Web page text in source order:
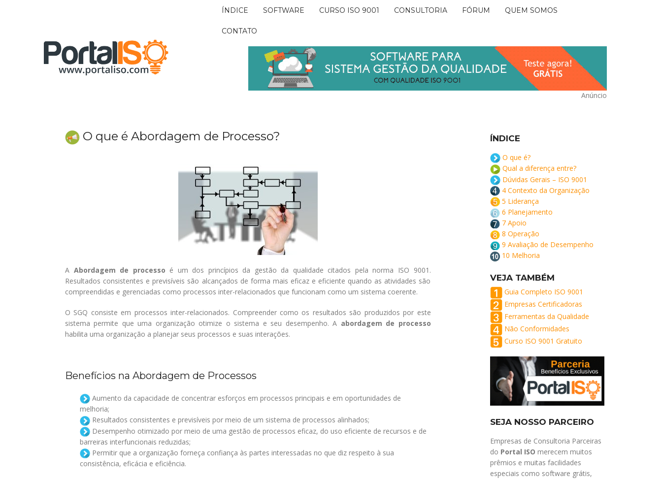
ÍNDICE SOFTWARE CURSO ISO 9001 CONSULTORIA FÓRUM QUEM SOMOS
CONTATO
Anúncio
O que é Abordagem de Processo?
A Abordagem de processo é um dos princípios da gestão da qualidade citados pela norma ISO 9001.
Resultados consistentes e previsíveis são alcançados de forma mais eficaz e eficiente quando as atividades são
compreendidas e gerenciadas como processos inter-relacionados que funcionam como um sistema coerente.
O SGQ consiste em processos inter-relacionados. Compreender como os resultados são produzidos por este
sistema permite que uma organização otimize o sistema e seu desempenho. A abordagem de processo
habilita uma organização a planejar seus processos e suas interações.
Benefícios na Abordagem de Processos
Aumento da capacidade de concentrar esforços em processos principais e em oportunidades de
melhoria;
Resultados consistentes e previsíveis por meio de um sistema de processos alinhados;
Desempenho otimizado por meio de uma gestão de processos eficaz, do uso eficiente de recursos e de
barreiras interfuncionais reduzidas;
Permitir que a organização forneça confiança às partes interessadas no que diz respeito à sua
consistência, eficácia e eficiência.
ÍNDICE
O que é?
Qual a diferença entre?
Dúvidas Gerais – ISO 9001
4 Contexto da Organização
5 Liderança
6 Planejamento
7 Apoio
8 Operação
9 Avaliação de Desempenho
10 Melhoria
VEJA TAMBÉM
Guia Completo ISO 9001
Empresas Certificadoras
Ferramentas da Qualidade
Não Conformidades
Curso ISO 9001 Gratuito
SEJA NOSSO PARCEIRO
Empresas de Consultoria Parceiras
do Portal ISO merecem muitos
prêmios e muitas facilidades
especiais como software grátis,